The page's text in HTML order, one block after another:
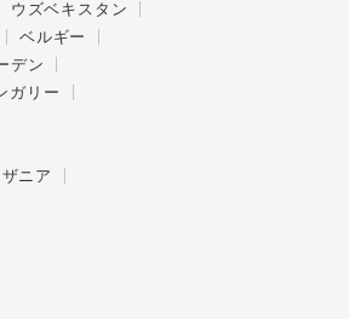
ウズベキスタン
ベルギー
デン
ガリー
ニア